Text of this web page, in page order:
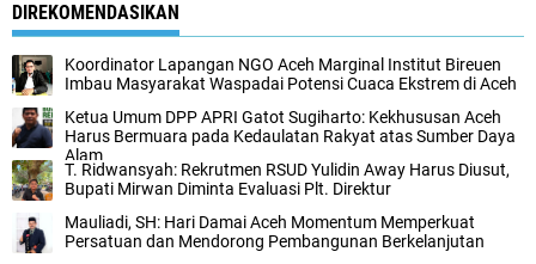
DIREKOMENDASIKAN
Koordinator Lapangan NGO Aceh Marginal Institut Bireuen
Imbau Masyarakat Waspadai Potensi Cuaca Ekstrem di Aceh
Ketua Umum DPP APRI Gatot Sugiharto: Kekhususan Aceh
Harus Bermuara pada Kedaulatan Rakyat atas Sumber Daya
Alam
T. Ridwansyah: Rekrutmen RSUD Yulidin Away Harus Diusut,
Bupati Mirwan Diminta Evaluasi Plt. Direktur
Mauliadi, SH: Hari Damai Aceh Momentum Memperkuat
Persatuan dan Mendorong Pembangunan Berkelanjutan